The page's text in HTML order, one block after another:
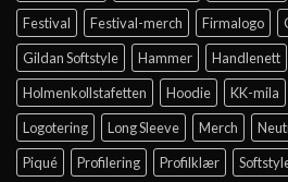
Festival
Festival-merch Firmalogo
Gildan Softstyle
Hammer Handlenett
Holmenkollstafetten
Hoodie KK-mila
Logotering
Long Sleeve Merch
Piqué
Profilering Profilklær